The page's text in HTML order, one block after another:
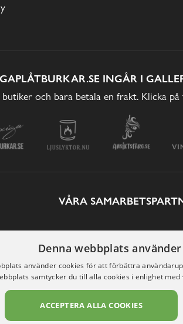
INGÅR I
och bara betala en frakt. Klicka
VÅRA
Denna webbplats
använder cookies för att förbättra
samtycker du till alla cookies i enlighet med
ACCEPTERA ALLA COOKIES